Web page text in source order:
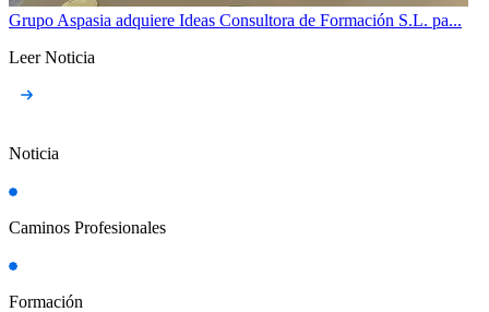
Grupo Aspasia adquiere Ideas Consultora de Formación S.L. pa...
Leer Noticia
Noticia
Caminos Profesionales
Formación